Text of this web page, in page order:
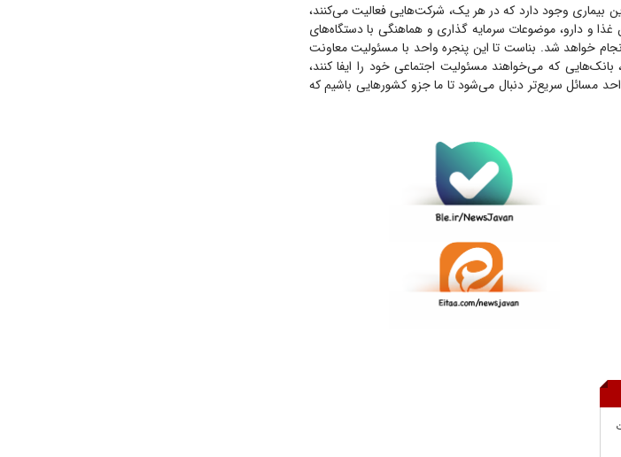
بیماری وجود دارد که در هر یک، شرکت‌هایی فعالیت می‌کنند،
غذا و دارو، موضوعات سرمایه گذاری و هماهنگی با دستگاه‌های
خواهد شد. بناست تا این پنجره واحد با مسئولیت معاونت
که می‌خواهند مسئولیت اجتماعی خود را ایفا کنند،
مسائل سریع‌تر دنبال می‌شود تا ما جزو کشور‌هایی باشیم که